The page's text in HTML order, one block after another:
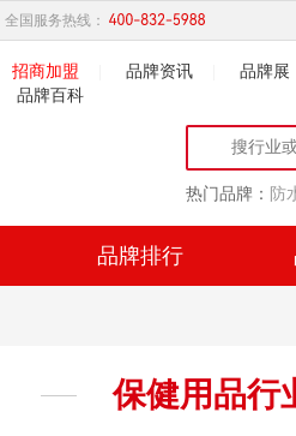
全国服务热线：
招商加盟 品牌资讯
品牌展
品牌百科
热门品牌： 防
品牌排行
保健用品行